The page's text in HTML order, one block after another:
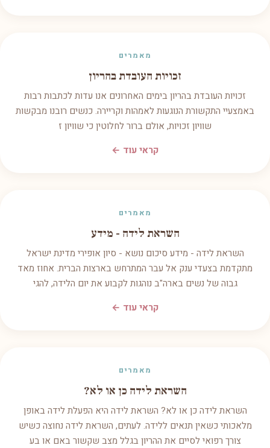
מאמרים
זכויות העובדת בהריון
זכויות העובדת בהריון בימים האחרונים אנו עדות לכתבות רבות
באמצעיי התקשורת הנוגעות לאמהות וקריירה. כנשים רובנו מבקשות
שוויון זכויות, אולם ברור לחלוטין כי שוויון ז
קראי עוד ←
מאמרים
השראת לידה - מידע
השראת לידה - מידע סיכום נושא - סיון אופירי מדינת ישראל
מתקדמת בצעדי ענק אל עבר המתרחש בארצות הברית. אחוז מאד
גבוה של נשים בארה"ב נוהגות לקבוע את יום הלידה, להגי
קראי עוד ←
מאמרים
השראת לידה כן או לא?
השראת לידה כן או לא? השראת לידה היא הפעלת לידה באופן
מלאכותי כשאין תנאים ללידה. לעתים, השראת לידה נחוצה כשיש
צורך רפואי לסיים את ההריון בגלל מצב שקשור באם או בע